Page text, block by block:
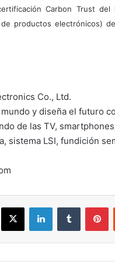
Carbon Trust del
de productos electrónicos)
Co., Ltd.
y diseña el futuro
de las TV,
sistema LSI, fundición
X LinkedInTumblr